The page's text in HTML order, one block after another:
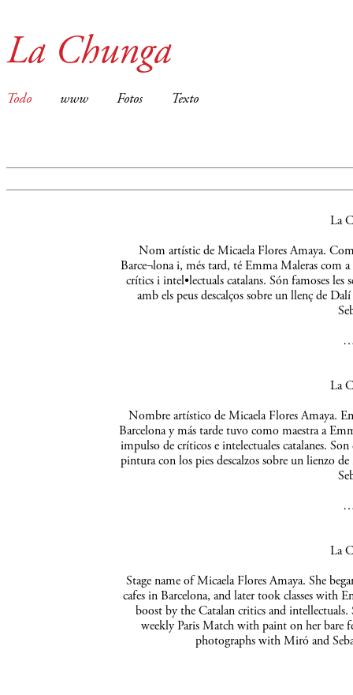
La Chunga
Todo www Fotos Texto
La
Nom artístic de Micaela Flores Amaya.
Barce¬lona i, més tard, té Emma Maleras com
crítics i intel•lectuals catalans. Són famoses
amb els peus descalços sobre un llenç de
La
Nombre artístico de Micaela Flores Amaya.
Barcelona y más tarde tuvo como maestra a
impulso de críticos e intelectuales catalanes.
pintura con los pies descalzos sobre un lienzo
La
Stage name of Micaela Flores Amaya. She
cafes in Barcelona, and later took classes with
boost by the Catalan critics and
weekly Paris Match with paint on her bare
photographs with Miró and